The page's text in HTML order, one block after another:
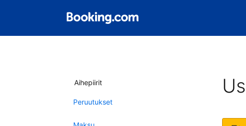
Aihepiirit
Peruutukset